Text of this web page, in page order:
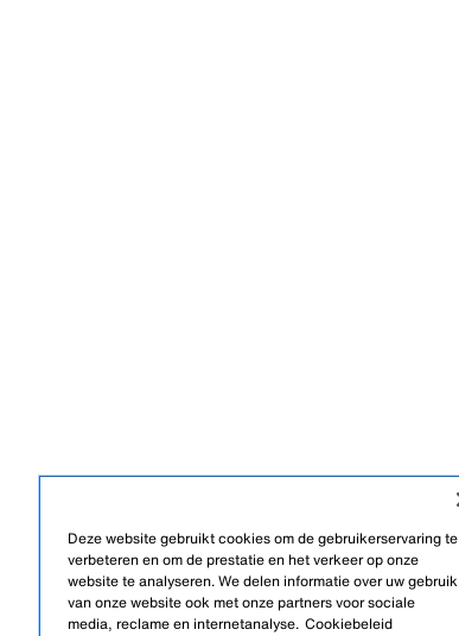
Deze website gebruikt cookies om de gebruikerservaring te
verbeteren en om de prestatie en het verkeer op onze
website te analyseren. We delen informatie over uw gebruik
van onze website ook met onze partners voor sociale
media, reclame en internetanalyse. Cookiebeleid